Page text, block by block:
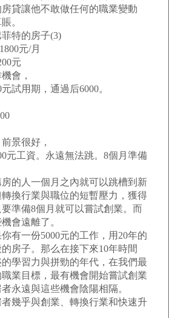
貸讓他不敢做任何的職業變動
。
的房子(3)
元/月
元
會，
用期，通過后6000。
景很好，
工資。永遠無法跳。8個月準備
人一個月之內就可以跳槽到新
換行業與職位的短暫壓力，獲得
準備8個月就可以嘗試創業。而
會遠離了。
一份5000元的工作，用20年的
房子。那么在接下來10年時間
學習力與拼勁的年代，在我們最
業目標，最有機會開始嘗試創業
永遠與這些機會陰陽相隔。
乎與創業、轉換行業和快速升